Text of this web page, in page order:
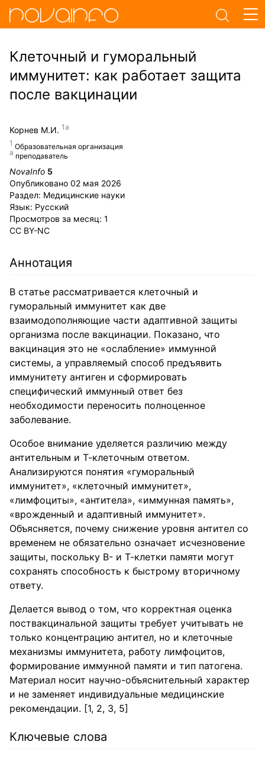
Клеточный и гуморальный
иммунитет: как работает защита
после вакцинации
Корнев М.И.
Образовательная организация
преподаватель
NovaInfo 5
Опубликовано 02 мая 2026
Раздел: Медицинские науки
Язык: Русский
Просмотров за месяц: 1
CC BY-NC
Аннотация
В статье рассматривается клеточный и
гуморальный иммунитет как две
взаимодополняющие части адаптивной защиты
организма после вакцинации. Показано, что
вакцинация это не «ослабление» иммунной
системы, а управляемый способ предъявить
иммунитету антиген и сформировать
специфический иммунный ответ без
необходимости переносить полноценное
заболевание.
Особое внимание уделяется различию между
антительным и Т-клеточным ответом.
Анализируются понятия «гуморальный
иммунитет», «клеточный иммунитет»,
«лимфоциты», «антитела», «иммунная память»,
«врожденный и адаптивный иммунитет».
Объясняется, почему снижение уровня антител со
временем не обязательно означает исчезновение
защиты, поскольку В- и Т-клетки памяти могут
сохранять способность к быстрому вторичному
ответу.
Делается вывод о том, что корректная оценка
поствакцинальной защиты требует учитывать не
только концентрацию антител, но и клеточные
механизмы иммунитета, работу лимфоцитов,
формирование иммунной памяти и тип патогена.
Материал носит научно-объяснительный характер
и не заменяет индивидуальные медицинские
рекомендации. [1, 2, 3, 5]
Ключевые слова